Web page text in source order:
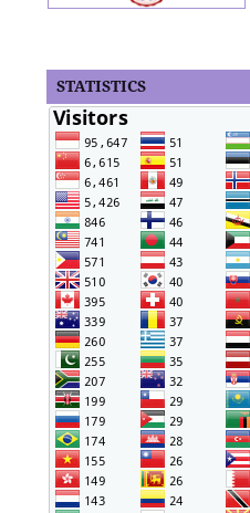
STATISTICS